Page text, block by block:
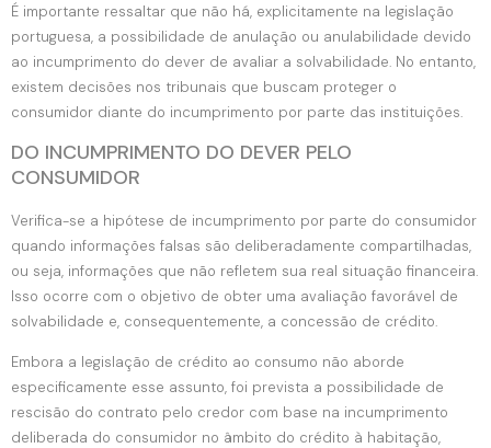
É importante ressaltar que não há, explicitamente na legislação
portuguesa, a possibilidade de anulação ou anulabilidade devido
ao incumprimento do dever de avaliar a solvabilidade. No entanto,
existem decisões nos tribunais que buscam proteger o
consumidor diante do incumprimento por parte das instituições.
DO INCUMPRIMENTO DO DEVER PELO
CONSUMIDOR
Verifica-se a hipótese de incumprimento por parte do consumidor
quando informações falsas são deliberadamente compartilhadas,
ou seja, informações que não refletem sua real situação financeira.
Isso ocorre com o objetivo de obter uma avaliação favorável de
solvabilidade e, consequentemente, a concessão de crédito.
Embora a legislação de crédito ao consumo não aborde
especificamente esse assunto, foi prevista a possibilidade de
rescisão do contrato pelo credor com base na incumprimento
deliberada do consumidor no âmbito do crédito à habitação,